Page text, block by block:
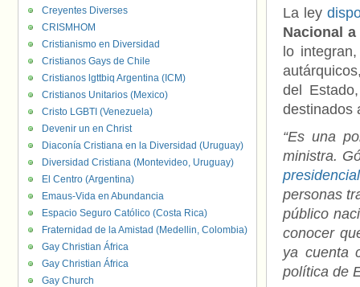
La ley
Nacional
lo
del
destinados
“Es una
ministra.
presidencial
personas
público
conocer
ya cuenta
política de
Creyentes Diverses
CRISMHOM
Cristianismo en Diversidad
Cristianos Gays de Chile
Cristianos lgttbiq Argentina (ICM)
Cristianos Unitarios (Mexico)
Cristo LGBTI (Venezuela)
Devenir un en Christ
Diaconía Cristiana en la Diversidad (Uruguay)
Diversidad Cristiana (Montevideo, Uruguay)
El Centro (Argentina)
Emaus-Vida en Abundancia
Espacio Seguro Católico (Costa Rica)
Fraternidad de la Amistad (Medellin, Colombia)
Gay Christian África
Gay Christian África
Gay Church